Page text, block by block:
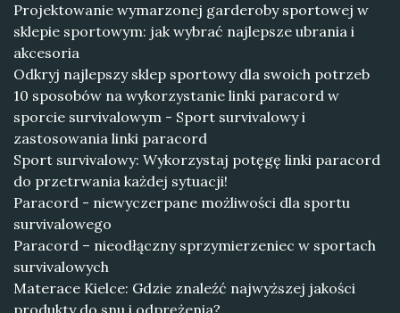
Projektowanie wymarzonej garderoby sportowej w
sklepie sportowym: jak wybrać najlepsze ubrania i
akcesoria
Odkryj najlepszy sklep sportowy dla swoich potrzeb
10 sposobów na wykorzystanie linki paracord w
sporcie survivalowym - Sport survivalowy i
zastosowania linki paracord
Sport survivalowy: Wykorzystaj potęgę linki paracord
do przetrwania każdej sytuacji!
Paracord - niewyczerpane możliwości dla sportu
survivalowego
Paracord – nieodłączny sprzymierzeniec w sportach
survivalowych
Materace Kielce: Gdzie znaleźć najwyższej jakości
produkty do snu i odprężenia?